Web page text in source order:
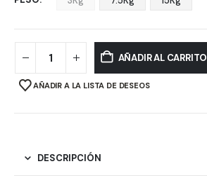
AÑADIR AL CARRITO
AÑADIR A LA LISTA DE DESEOS
DESCRIPCIÓN